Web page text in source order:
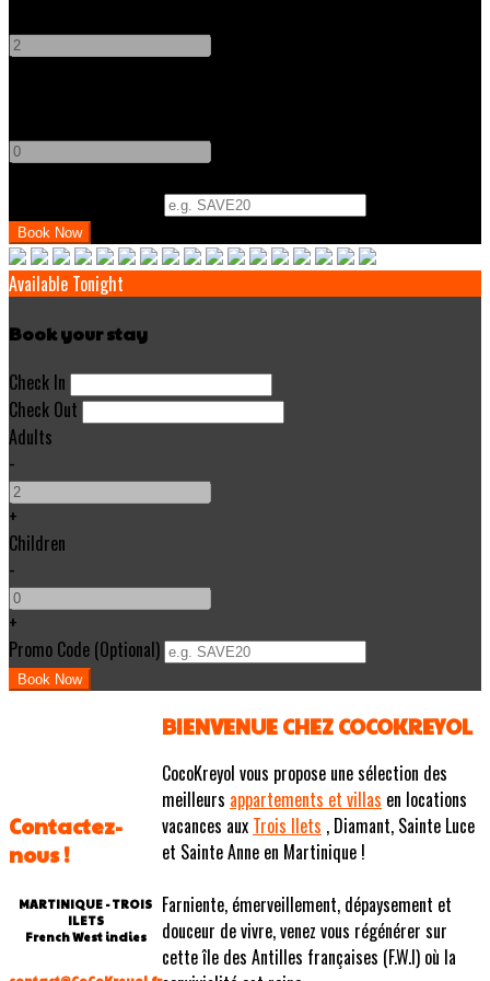
Available Tonight
Book your stay
Check In
Check Out
Adults
-
+
Children
-
+
Promo Code (Optional)
Contactez-
nous !
MARTINIQUE - TROIS
ILETS
French West indies
BIENVENUE CHEZ COCOKREYOL
CocoKreyol vous propose une sélection des
meilleurs appartements et villas en locations
vacances aux Trois Ilets , Diamant, Sainte Luce
et Sainte Anne en Martinique !
Farniente, émerveillement, dépaysement et
douceur de vivre, venez vous régénérer sur
cette île des Antilles françaises (F.W.I) où la